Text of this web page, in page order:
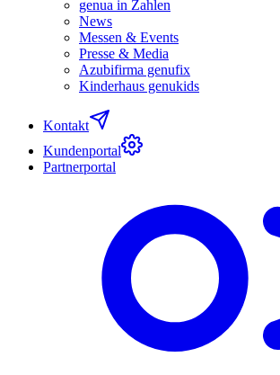
genua in Zahlen
News
Messen & Events
Presse & Media
Azubifirma genufix
Kinderhaus genukids
Kontakt
Kundenportal
Partnerportal